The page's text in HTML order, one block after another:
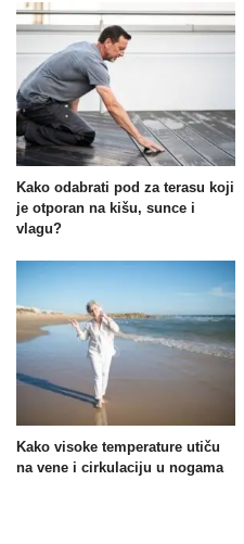
Kako odabrati pod za terasu koji
je otporan na kišu, sunce i
vlagu?
Kako visoke temperature utiču
na vene i cirkulaciju u nogama